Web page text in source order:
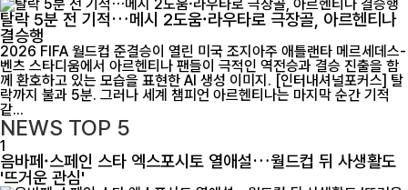
탈락 5분 전 기적…메시 2도움·라우타로 극장골, 아르헨티나
결승행
2026 FIFA 월드컵 준결승이 열린 미국 조지아주 애틀랜타 메르세데스-
벤츠 스타디움에서 아르헨티나 팬들이 극적인 역전승과 결승 진출을 함
께 환호하고 있는 모습을 표현한 AI 생성 이미지. [인터내셔널포커스] 탈
락까지 불과 5분. 그러나 세계 챔피언 아르헨티나는 마지막 순간 기적
같...
NEWS TOP 5
1
음바페·스페인 스타 엑스포시토 열애설…월드컵 뒤 사생활도
'뜨거운 관심'